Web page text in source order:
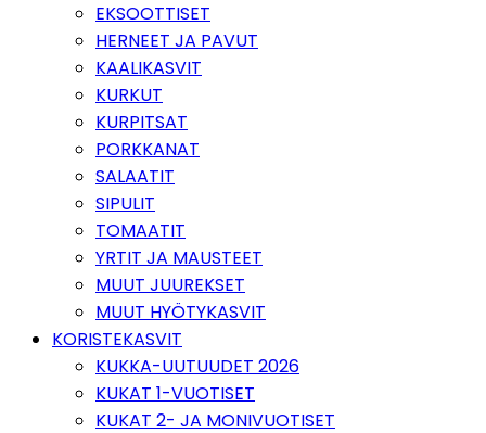
EKSOOTTISET
HERNEET JA PAVUT
KAALIKASVIT
KURKUT
KURPITSAT
PORKKANAT
SALAATIT
SIPULIT
TOMAATIT
YRTIT JA MAUSTEET
MUUT JUUREKSET
MUUT HYÖTYKASVIT
KORISTEKASVIT
KUKKA-UUTUUDET 2026
KUKAT 1-VUOTISET
KUKAT 2- JA MONIVUOTISET